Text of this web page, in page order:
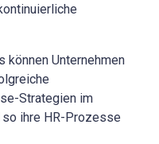
können Unternehmen
Strategien im
ihre HR-Prozesse